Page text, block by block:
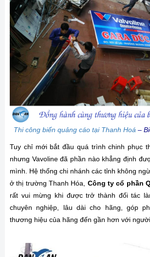
Thi công biển quảng cáo tại Thanh Hoá –
Tuy chỉ mới bắt đầu quá trình chinh phục
nhưng Vavoline đã phần nào khẳng định
mình. Hệ thống chi nhánh các tỉnh không
ở thị trường Thanh Hóa, Công ty cổ phần
rất vui mừng khi được trở thành đối tác
chuyên nghiệp, lâu dài cho hãng, góp
thương hiệu của hãng đến gần hơn với